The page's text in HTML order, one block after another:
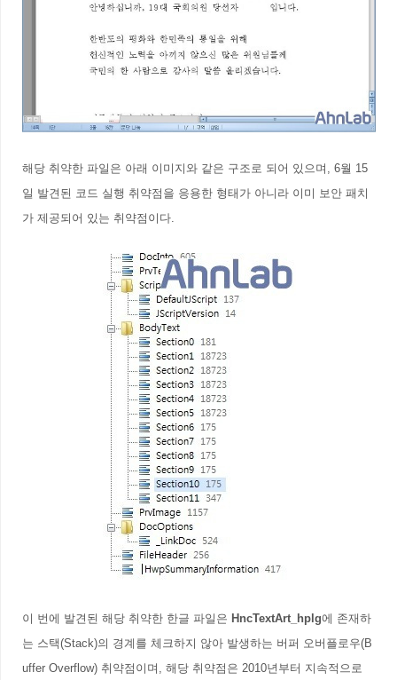
해당 취약한 파일은 아래 이미지와 같은 구조로 되어 있으며, 6월 15
일 발견된 코드 실행 취약점을 응용한 형태가 아니라 이미 보안 패치
가 제공되어 있는 취약점이다.
이 번에 발견된 해당 취약한 한글 파일은 HncTextArt_hplg에 존재하
는 스택(Stack)의 경계를 체크하지 않아 발생하는 버퍼 오버플로우(B
uffer Overflow) 취약점이며, 해당 취약점은 2010년부터 지속적으로